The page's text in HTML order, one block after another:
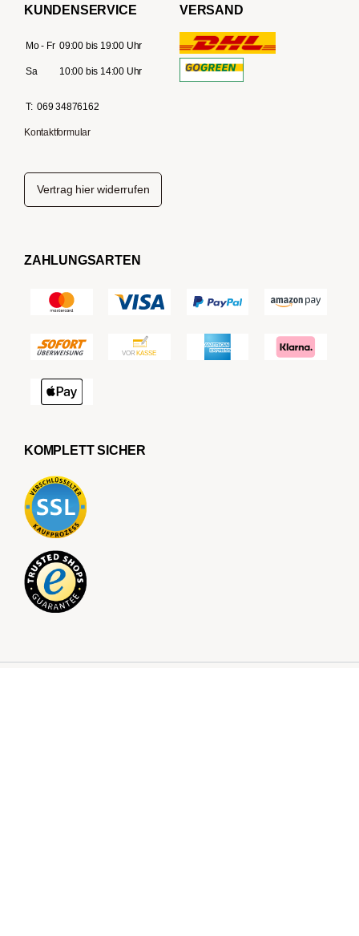
KUNDENSERVICE
Mo - Fr 09:00 bis 19:00 Uhr
Sa 10:00 bis 14:00 Uhr
T: 069 34876162
Kontaktformular
VERSAND
Vertrag hier widerrufen
ZAHLUNGSARTEN
KOMPLETT SICHER